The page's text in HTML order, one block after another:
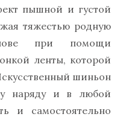
пышной и густой
тяжестью родную
при помощи
ленты, которой
шиньон
наряду и в любой
и самостоятельно